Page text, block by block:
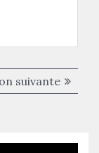
suivante